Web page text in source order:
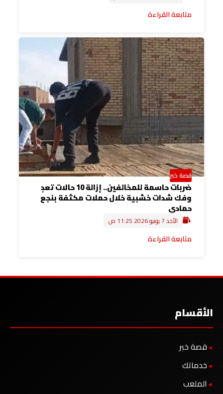
متابعة القراءة
قصة خبر
ضربات حاسمة للمخالفين.. إزالة 10 حالات تعدٍ
وفك شدات خشبية خلال حملات مكثفة بنجع
حمادي
الأحد 7 يونيو 2026 11:25 ص
متابعة القراءة
الأقسام
قصة خبر
خدماتك
الملعب